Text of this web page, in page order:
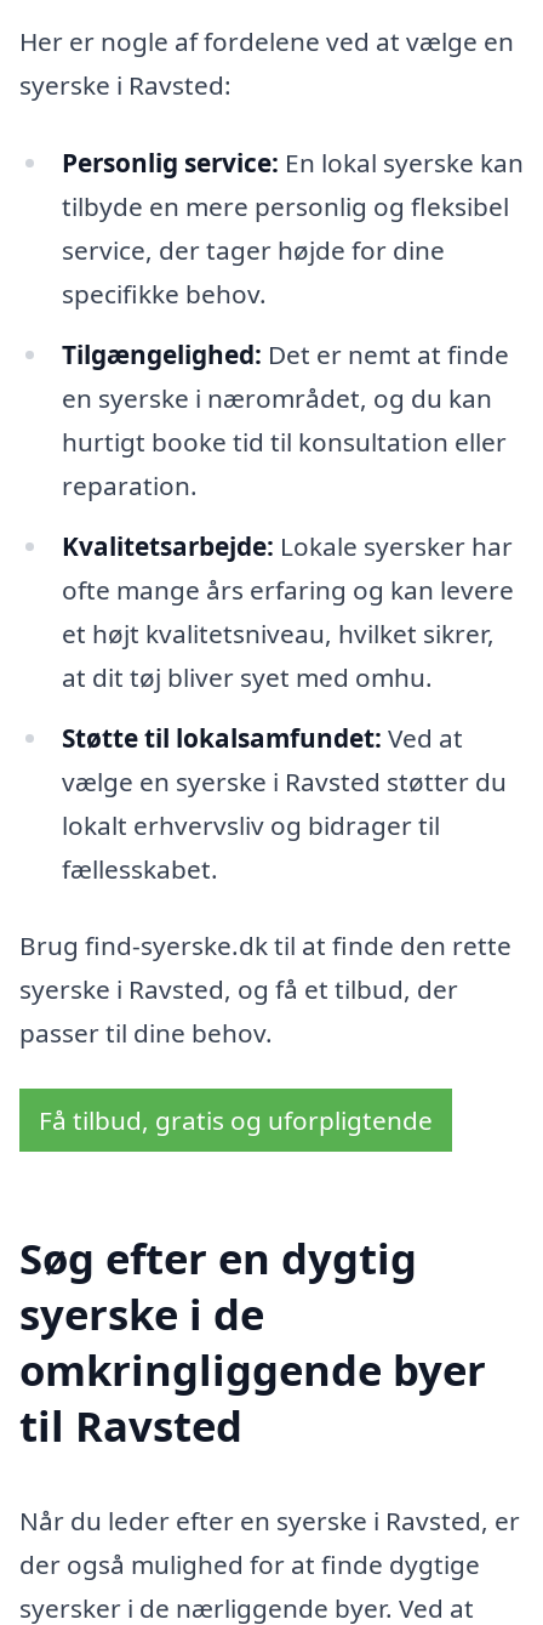
Her er nogle af fordelene ved at vælge en
syerske i Ravsted:
Personlig service: En lokal syerske kan
tilbyde en mere personlig og fleksibel
service, der tager højde for dine
specifikke behov.
Tilgængelighed: Det er nemt at finde
en syerske i nærområdet, og du kan
hurtigt booke tid til konsultation eller
reparation.
Kvalitetsarbejde: Lokale syersker har
ofte mange års erfaring og kan levere
et højt kvalitetsniveau, hvilket sikrer,
at dit tøj bliver syet med omhu.
Støtte til lokalsamfundet: Ved at
vælge en syerske i Ravsted støtter du
lokalt erhvervsliv og bidrager til
fællesskabet.
Brug find-syerske.dk til at finde den rette
syerske i Ravsted, og få et tilbud, der
passer til dine behov.
Få tilbud, gratis og uforpligtende
Søg efter en dygtig
syerske i de
omkringliggende byer
til Ravsted
Når du leder efter en syerske i Ravsted, er
der også mulighed for at finde dygtige
syersker i de nærliggende byer. Ved at